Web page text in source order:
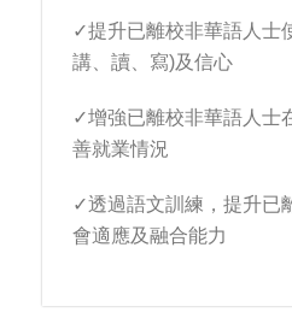
✓提升已離校非華語人士
講、讀、寫)及信心
✓增強已離校非華語人士
善就業情況
✓透過語文訓練，提升已
會適應及融合能力